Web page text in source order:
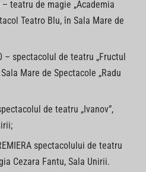
teatru de magie „Academia
Teatro Blu, în Sala Mare de
– spectacolul de teatru „Fructul
Mare de Spectacole „Radu
de teatru „Ivanov”,
spectacolului de teatru
Cezara Fantu, Sala Unirii.